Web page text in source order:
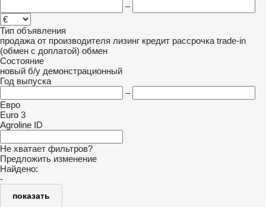
–
Тип объявления
продажа от производителя лизинг кредит рассрочка trade-in
(обмен с доплатой) обмен
Состояние
новый б/у демонстрационный
Год выпуска
–
Евро
Euro 3
Agroline ID
Не хватает фильтров?
Предложить изменение
Найдено:
-
показать